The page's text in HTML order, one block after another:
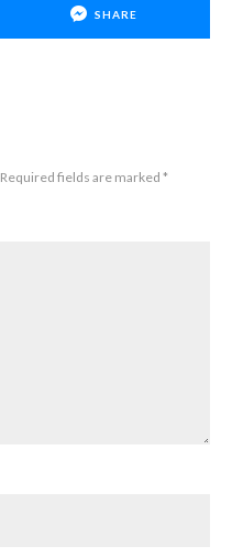
SHARE
Required fields are marked *